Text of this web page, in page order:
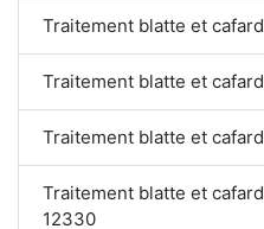
Traitement blatte et
Traitement blatte et
Traitement blatte et
Traitement blatte et
12330